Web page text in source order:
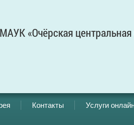
МАУК «Очёрская центральная
Контакты Услуги